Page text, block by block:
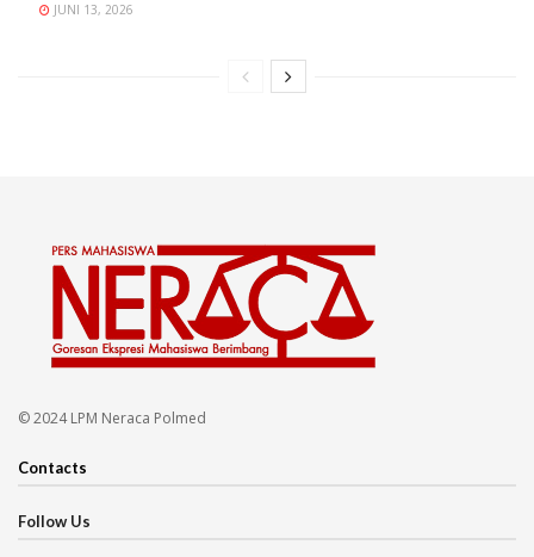
JUNI 13, 2026
© 2024 LPM Neraca Polmed
Contacts
Follow Us